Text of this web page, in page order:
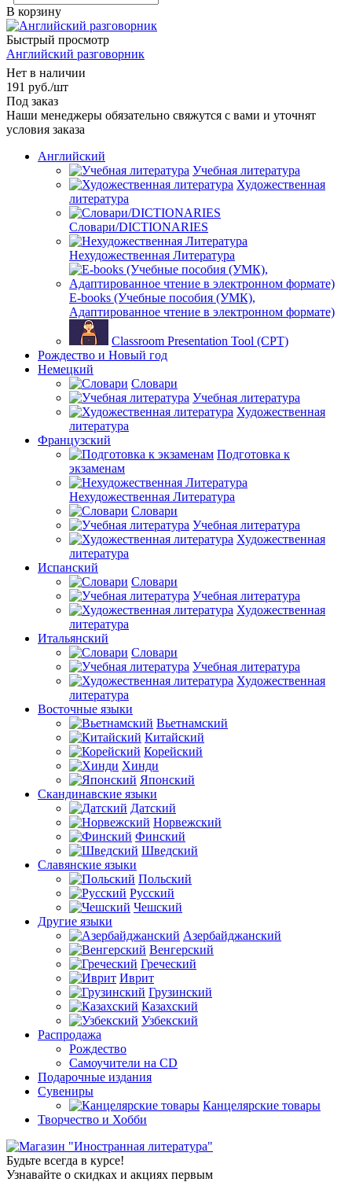
В корзину
Быстрый просмотр
Английский разговорник
Нет в наличии
191 руб./шт
Под заказ
Наши менеджеры обязательно свяжутся с вами и уточнят
условия заказа
Английский
Учебная литература
Художественная
литература
Словари/DICTIONARIES
Нехудожественная Литература
E-books (Учебные пособия (УМК),
Адаптированное чтение в электронном формате)
Classroom Presentation Tool (CPT)
Рождество и Новый год
Немецкий
Словари
Учебная литература
Художественная
литература
Французский
Подготовка к
экзаменам
Нехудожественная Литература
Словари
Учебная литература
Художественная
литература
Испанский
Словари
Учебная литература
Художественная
литература
Итальянский
Словари
Учебная литература
Художественная
литература
Восточные языки
Вьетнамский
Китайский
Корейский
Хинди
Японский
Скандинавские языки
Датский
Норвежский
Финский
Шведский
Славянские языки
Польский
Русский
Чешский
Другие языки
Азербайджанский
Венгерский
Греческий
Иврит
Грузинский
Казахский
Узбекский
Распродажа
Рождество
Самоучители на CD
Подарочные издания
Сувениры
Канцелярские товары
Творчество и Хобби
Будьте всегда в курсе!
Узнавайте о скидках и акциях первым